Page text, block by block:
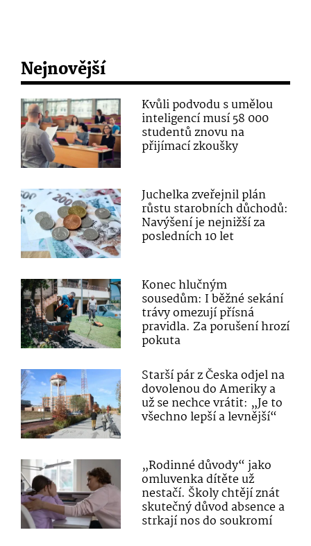
Nejnovější
Kvůli podvodu s umělou
inteligencí musí 58 000
studentů znovu na
přijímací zkoušky
Juchelka zveřejnil plán
růstu starobních důchodů:
Navýšení je nejnižší za
posledních 10 let
Konec hlučným
sousedům: I běžné sekání
trávy omezují přísná
pravidla. Za porušení hrozí
pokuta
Starší pár z Česka odjel na
dovolenou do Ameriky a
už se nechce vrátit: „Je to
všechno lepší a levnější“
„Rodinné důvody“ jako
omluvenka dítěte už
nestačí. Školy chtějí znát
skutečný důvod absence a
strkají nos do soukromí